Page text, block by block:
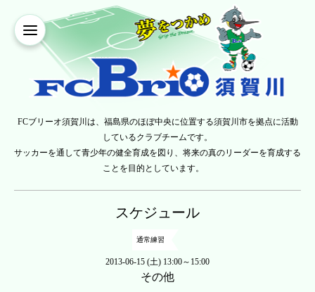
FCブリーオ須賀川は、福島県のほぼ中央に位置する須賀川市を拠点に活動
しているクラブチームです。
サッカーを通して青少年の健全育成を図り、将来の真のリーダーを育成する
ことを目的としています。
スケジュール
通常練習
2013-06-15 (土) 13:00～15:00
その他